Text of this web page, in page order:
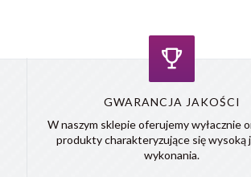
GWARANCJA JAKOŚCI
W naszym sklepie oferujemy wyłacznie
produkty charakteryzujące się wysoką
wykonania.